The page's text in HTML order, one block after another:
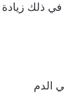
في ذلك
الدم